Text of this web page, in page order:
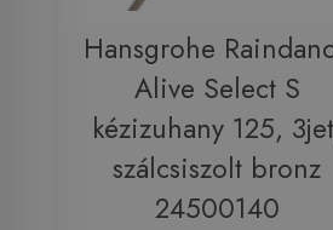
Hansgrohe
Alive Select S
kézizuhany 125,
szálcsiszolt bronz
24500140